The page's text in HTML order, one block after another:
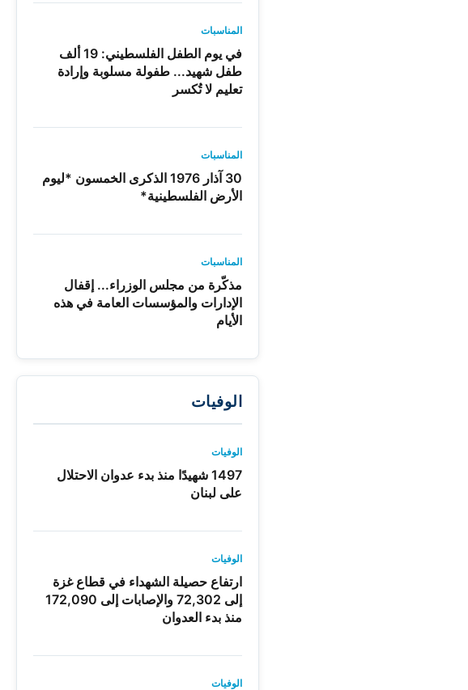
المناسبات
في يوم الطفل الفلسطيني: 19 ألف
طفل شهيد... طفولة مسلوبة وإرادة
تعليم لا تُكسر
المناسبات
30 آذار 1976 الذكرى الخمسون *ليوم
الأرض الفلسطينية*
المناسبات
مذكّرة من مجلس الوزراء... إقفال
الإدارات والمؤسسات العامة في هذه
الأيام
الوفيات
الوفيات
1497 شهيدًا منذ بدء عدوان الاحتلال
على لبنان
الوفيات
ارتفاع حصيلة الشهداء في قطاع غزة
إلى 72,302 والإصابات إلى 172,090
منذ بدء العدوان
الوفيات